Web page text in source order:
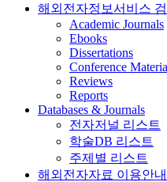
해외전자정보서비스
Academic Journals
Ebooks
Dissertations
Conference
Reviews
Reports
Databases & Journals
전자저널 리스트
학술DB 리스트
주제별 리스트
해외전자자료 이용안내